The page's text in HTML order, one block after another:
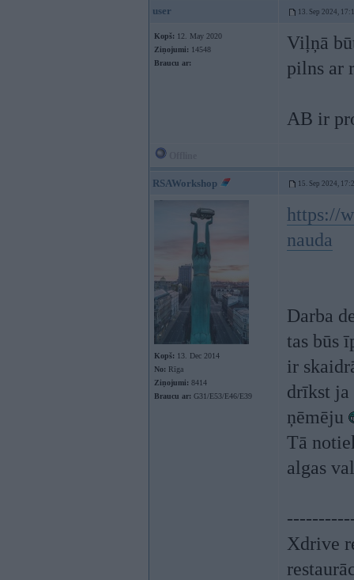
user 13. Sep 2024,
Kopš: 12. May 2020
Ziņojumi: 14548
Braucu ar:
Viļņā
pilns ar
AB ir
RSAWorkshop 15. Sep 2024,
Kopš: 13. Dec 2014
No: Rīga
Ziņojumi: 8414
Braucu ar: G31/E53/E46/E39
https://
nauda
Darba
tas būs
ir
drīkst ja
ņēmēju
Tā
algas
Xdrive